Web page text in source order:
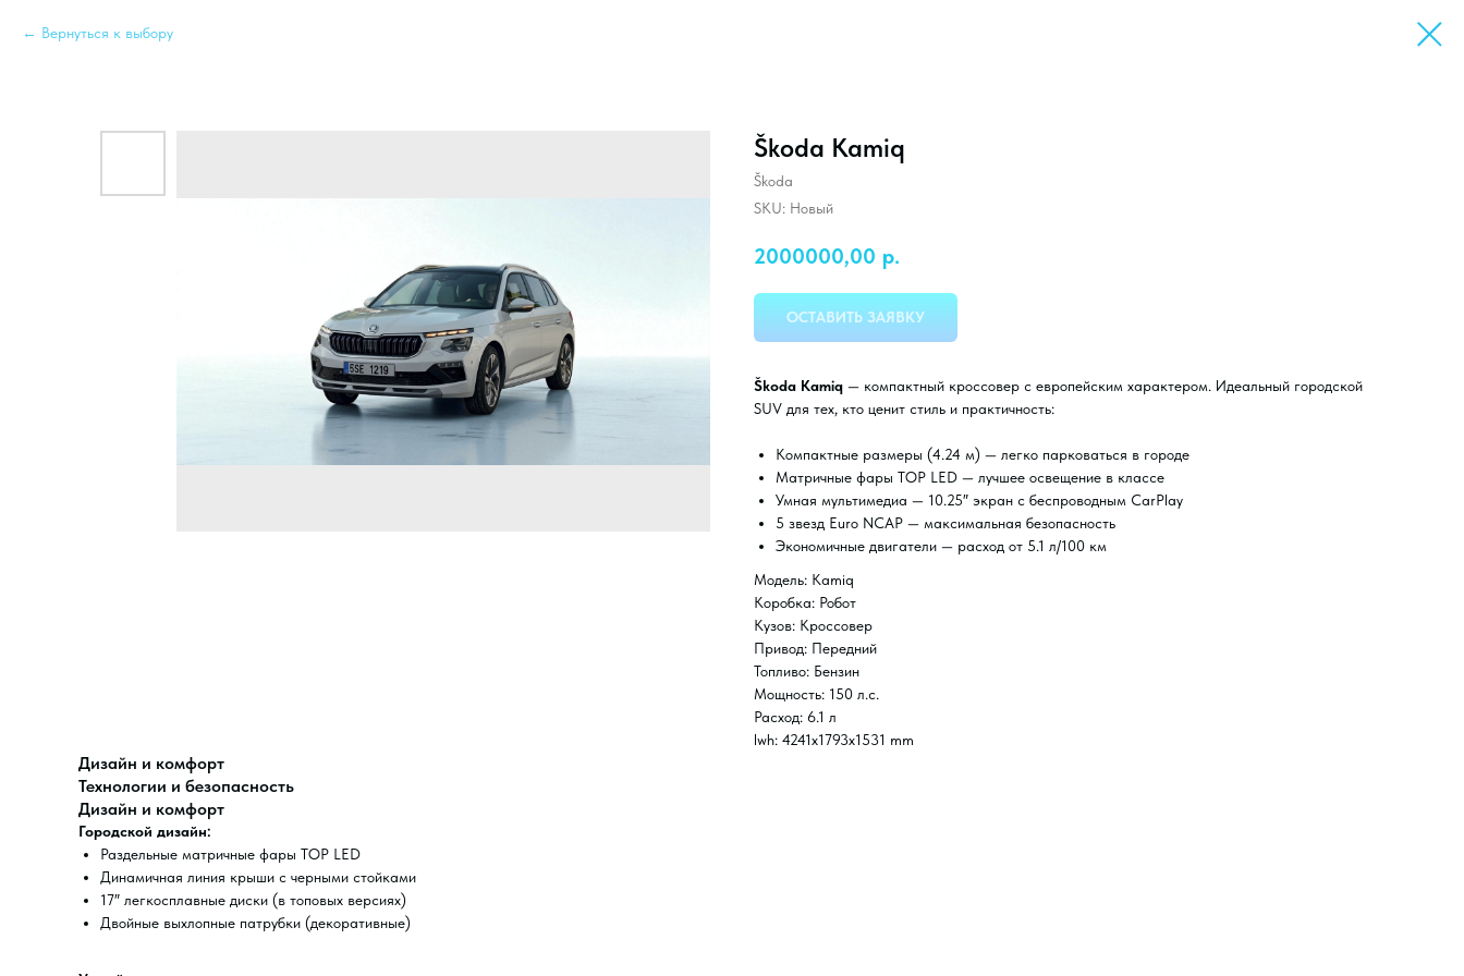
Вернуться к выбору
Škoda Kamiq
Škoda
SKU: Новый
2000000,00 р.
ОСТАВИТЬ ЗАЯВКУ
Škoda Kamiq — компактный кроссовер с европейским характером. Идеальный городской
SUV для тех, кто ценит стиль и практичность:
Компактные размеры (4.24 м) — легко парковаться в городе
Матричные фары TOP LED — лучшее освещение в классе
Умная мультимедиа — 10.25″ экран с беспроводным CarPlay
5 звезд Euro NCAP — максимальная безопасность
Экономичные двигатели — расход от 5.1 л/100 км
Модель: Kamiq
Коробка: Робот
Кузов: Кроссовер
Привод: Передний
Топливо: Бензин
Мощность: 150 л.с.
Расход: 6.1 л
lwh: 4241x1793x1531 mm
Дизайн и комфорт
Технологии и безопасность
Дизайн и комфорт
Городской дизайн:
Раздельные матричные фары TOP LED
Динамичная линия крыши с черными стойками
17″ легкосплавные диски (в топовых версиях)
Двойные выхлопные патрубки (декоративные)